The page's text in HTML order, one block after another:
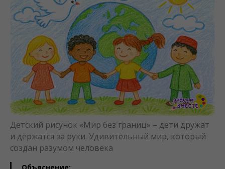
Детский рисунок «Мир без границ» – дети дружат
и держатся за руки. Удивительный мир, который
создан разумом человека